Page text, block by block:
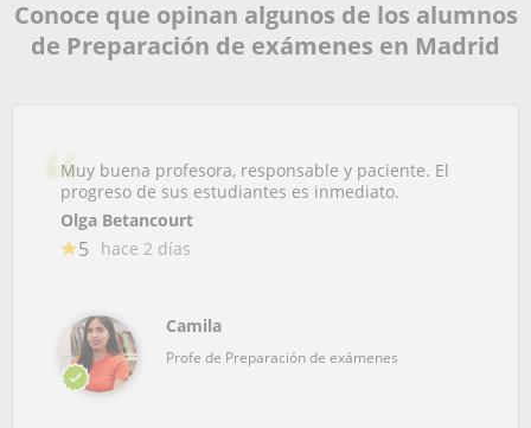
Conoce que opinan algunos de los alumnos
de Preparación de exámenes en Madrid
Muy buena profesora, responsable y paciente. El
progreso de sus estudiantes es inmediato.
Olga Betancourt
5 hace 2 días
Camila
Profe de Preparación de exámenes